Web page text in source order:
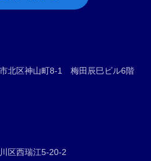
北区神山町8-1 梅田辰巳ビル6階
区西瑞江5-20-2